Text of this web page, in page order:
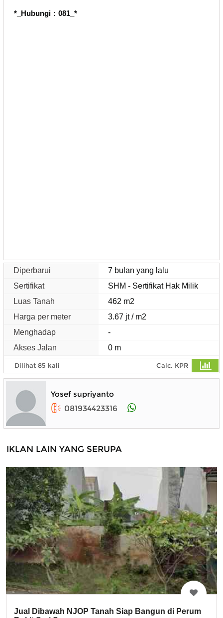
*_Hubungi : 081_*
Diperbarui
7 bulan yang lalu
Sertifikat
SHM - Sertifikat Hak Milik
Luas Tanah
462 m2
Harga per meter
3.67 jt / m2
Menghadap
-
Akses Jalan
0 m
Dilihat 85 kali Calc. KPR
Yosef supriyanto
081934423316
IKLAN LAIN YANG SERUPA
Jual Dibawah NJOP Tanah Siap Bangun di Perum